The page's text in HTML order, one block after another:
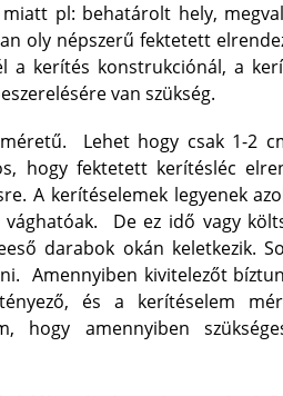
pl: behatárolt hely,
oly népszerű fektetett
a kerítés konstrukciónál, a
van szükség.
Lehet hogy csak 1-2
hogy fektetett kerítésléc
A kerítéselemek legyenek
De ez idő vagy
darabok okán keletkezik.
Amennyiben kivitelezőt
és a kerítéselem
hogy amennyiben